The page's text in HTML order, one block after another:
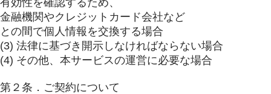
有効性を確認するため、
金融機関やクレジットカード会社など
との間で個人情報を交換する場合
(3) 法律に基づき開示しなければならない場合
(4) その他、本サービスの運営に必要な場合
第２条．ご契約について